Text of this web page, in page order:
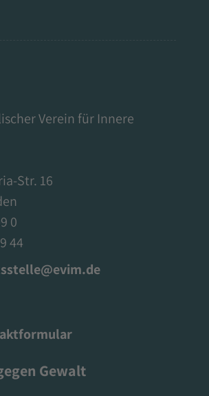
Verein für Innere
Str. 16
0
44
Gewalt